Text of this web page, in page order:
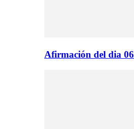
Afirmación del dia